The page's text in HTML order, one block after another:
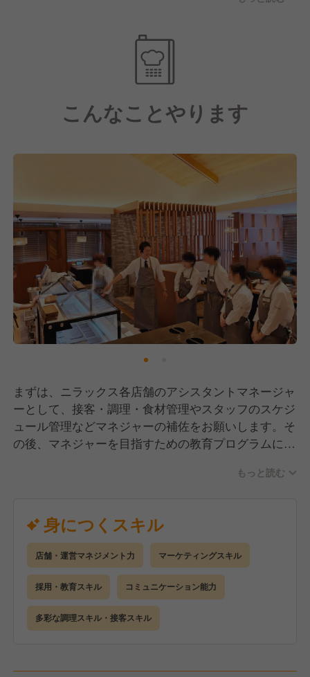
て、当社ではトップダウンではなく、現場が店づくり
をしていく方式をとっていますから、考えてアクショ
ンを起こすというスキルも身についていく。なかなか
他社では身につけられない、総合的な経営スキルが培
こんなことやります
まずは、ニラックス各店舗のアシスタントマネージャ
ーとして、接客・調理・食材管理やスタッフのスケジ
ュール管理などマネジャーの補佐をお願いします。そ
の後、マネジャーを目指すための教育プログラムに沿
指していただきたいです。（未経験の方でも教育・研
ます！）
さらに将来は、複数店舗を管理するスーパーバイザー
や事業マネジャー
として活躍いただけることを期待しています！
もっと読む
身につくスキル
店舗・運営マネジメント力 マーケティングスキル
採用・教育スキル コミュニケーション能力
多彩な調理スキル・接客スキル